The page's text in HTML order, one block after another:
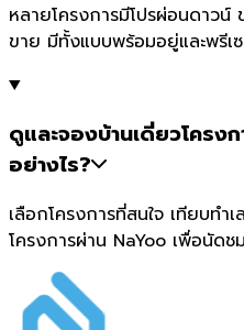
หลายโครงการมีโปรผ่อนดาว
ขาย มีทั้งแบบพร้อมอยู่และพรีเ
ดูและจองบ้านเดี่ยวโครง
อย่างไร?
เลือกโครงการที่สนใจ เทียบทำ
โครงการผ่าน NaYoo เพื่อนัดช